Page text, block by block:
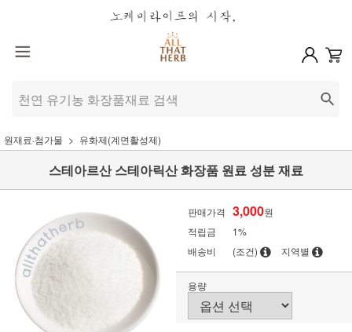
원재료·첨가물 유화제(계면활성제)
스테아르산 스테아릭산 화장품 원료 성분 재료
판매가격 3,000원
적립금
1%
배송비
(조건) 지역별
용량